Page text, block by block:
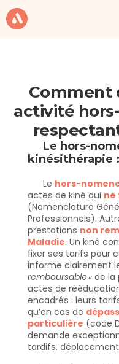
Comment
activité
Le hors-
kinésithérapie
Le hors-
actes de kiné qui ne
(Nomenclature
Professionnels).
prestations non
Maladie. Un kiné
fixer ses tarifs pour
informe clairement
remboursable » de la
actes de
encadrés : leurs
qu’en cas de
particulière (code
demande
tardifs,